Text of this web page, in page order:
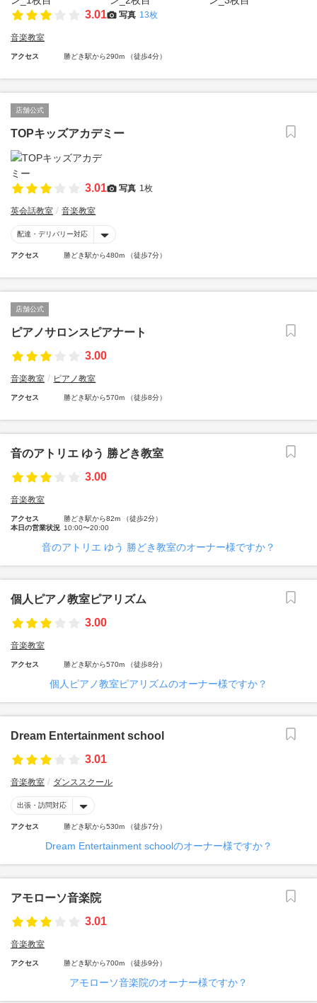
3.01 写真 13枚
音楽教室
アクセス 勝どき駅から290m （徒歩4分）
店舗公式
TOPキッズアカデミー
3.01 写真 1枚
英会話教室 音楽教室
配達・デリバリー対応
アクセス 勝どき駅から480m （徒歩7分）
店舗公式
ピアノサロンスピアナート
3.00
音楽教室 ピアノ教室
アクセス 勝どき駅から570m （徒歩8分）
音のアトリエ ゆう 勝どき教室
3.00
音楽教室
アクセス
勝どき駅から82m （徒歩2分）
本日の営業状況 10:00〜20:00
音のアトリエ ゆう 勝どき教室のオーナー様ですか？
個人ピアノ教室ピアリズム
3.00
音楽教室
アクセス 勝どき駅から570m （徒歩8分）
個人ピアノ教室ピアリズムのオーナー様ですか？
Dream Entertainment school
3.01
音楽教室 ダンススクール
出張・訪問対応
アクセス 勝どき駅から530m （徒歩7分）
Dream Entertainment schoolのオーナー様ですか？
アモローソ音楽院
3.01
音楽教室
アクセス 勝どき駅から700m （徒歩9分）
アモローソ音楽院のオーナー様ですか？